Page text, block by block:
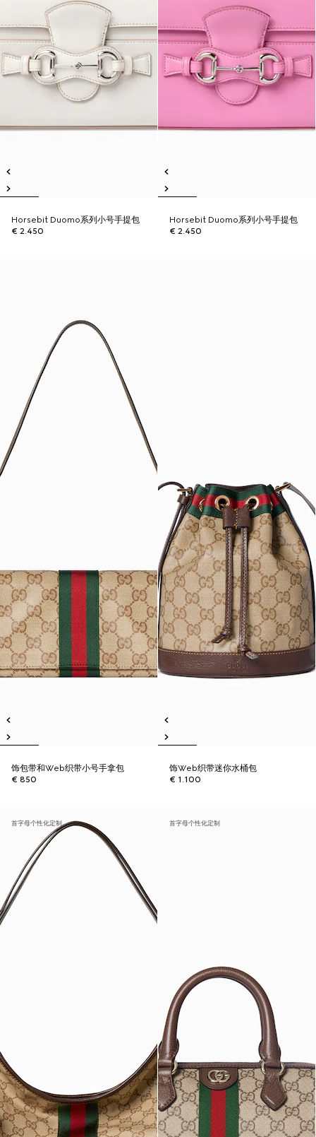
Horsebit Duomo系列小号手提包
€ 2.450
Horsebit Duomo系列小号手提包
€ 2.450
饰包带和Web织带小号手拿包
€ 850
饰Web织带迷你水桶包
€ 1.100
首字母个性化定制 首字母个性化定制